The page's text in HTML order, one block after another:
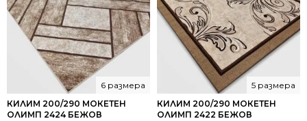
КИЛИМ 200/290 МОКЕТЕН
ОЛИМП 2424 БЕЖОВ
6 размера
КИЛИМ 200/290 МОКЕТЕН
ОЛИМП 2422 БЕЖОВ
5 размера